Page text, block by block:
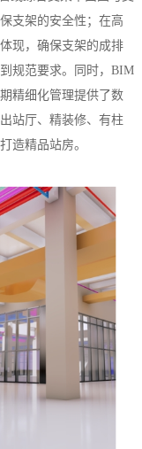
支架的安全性；在高
现，确保支架的成排
规范要求。同时，BIM
精细化管理提供了数
站厅、精装修、有柱
造精品站房。